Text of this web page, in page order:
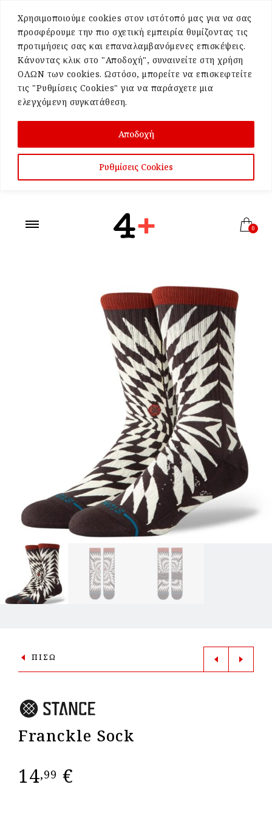
Χρησιμοποιούμε cookies στον ιστότοπό μας για να σας
προσφέρουμε την πιο σχετική εμπειρία θυμίζοντας τις
προτιμήσεις σας και επαναλαμβανόμενες επισκέψεις.
Κάνοντας κλικ στο "Αποδοχή", συναινείτε στη χρήση
ΟΛΩΝ των cookies. Ωστόσο, μπορείτε να επισκεφτείτε
τις "Ρυθμίσεις Cookies" για να παράσχετε μια
ελεγχόμενη συγκατάθεση.
Ρυθμίσεις Cookies
Αποδοχή
0
ΠΙΣΩ
Franckle Sock
14,99 €